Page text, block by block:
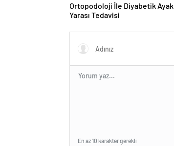
Ortopodoloji İle Diyabetik Ayak
Yarası Tedavisi
En az 10 karakter gerekli